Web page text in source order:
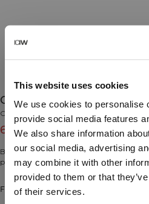
This website uses cookies
We use cookies to personalise
provide social media features
We also share information
our social media, advertising
may combine it with other
provided to them or that
of their services.
Contrast Zip Jacket Misty
Contrast Collection
639 DKK799 DKK(-20%)
Blød stretchjakke med gennemgående
pasform og lækker, glat mod huden.
Farve: Misty Blue